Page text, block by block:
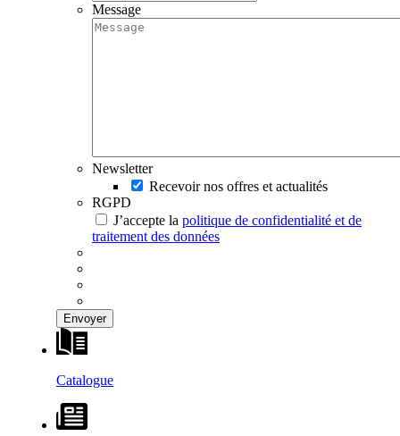
Message
Newsletter
Recevoir nos offres et actualités
RGPD
J’accepte la politique de confidentialité et de
traitement des données
Catalogue